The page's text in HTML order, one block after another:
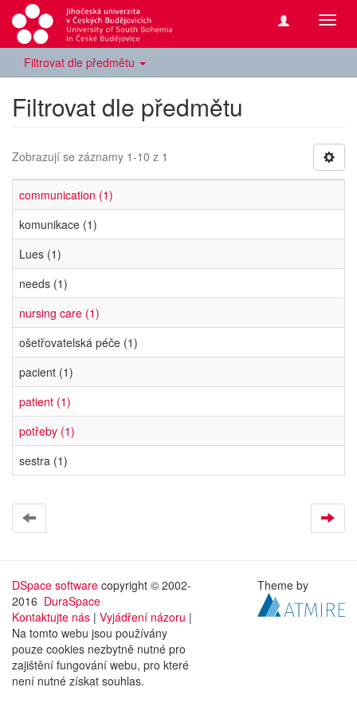
Filtrovat dle předmětu
Filtrovat dle předmětu
Zobrazují se záznamy 1-10 z 1
communication (1)
komunikace (1)
Lues (1)
needs (1)
nursing care (1)
ošetřovatelská péče (1)
pacient (1)
patient (1)
potřeby (1)
sestra (1)
DSpace software copyright © 2002-
2016 DuraSpace
Kontaktujte nás | Vyjádření názoru |
Na tomto webu jsou používány
pouze cookies nezbytně nutné pro
zajištění fungování webu, pro které
není nutné získat souhlas.
Theme by